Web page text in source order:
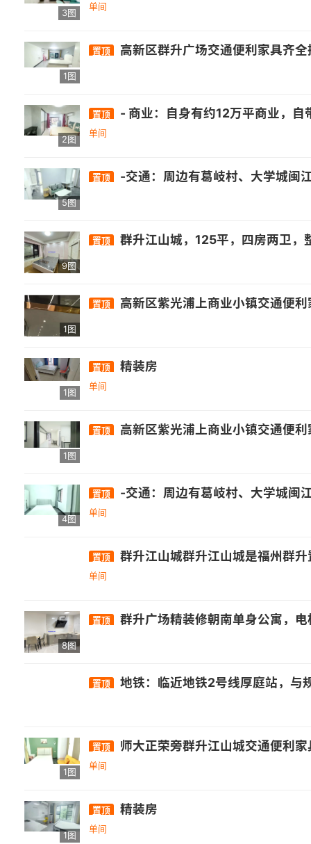
3图
单间
1图
置顶 高新区群升广场交通便利家具齐
2图
置顶 - 商业：自身有约12万平商业，自带3万平乐活街，周边还有正荣财富中心、万达广场(福州高新店)等. - 医疗：福建师范大学医院旗山门诊部等
单间
5图
置顶 -交通：周边有葛岐村、大学城闽江师专、高新学园路口、旗山石沙等公交站，途径的公交线路包括26路、89路、141路、151路
9图
置顶 群升江山城，125平，四房两卫，整体壁柜，房东自住装修，中央空调，有个房间当书房，看房随时，加微信看房子完整视频，房东直租，无中介费☎️17381801496，包物业宽带拎包入
1图
置顶 高新区紫光浦上商业小镇交通便
1图
置顶 精装房
单间
1图
置顶 高新区紫光浦上商业小镇交通便
4图
置顶 -交通：周边有葛岐村、大学城闽江师专、高新学园路口、旗山石沙等公交站，途径的公交线路包括26路、89路、141路、151路
单间
置顶 群升江山城群升江山城是福州群升置业于2012年开发的住宅小区，位于闽侯南屿镇葛岐村、上街镇马保村，雄踞浦上大道与乌龙江大道交汇处东南侧。由群升国
单间
8图
置顶 群升广场精装修朝南单身公寓，电梯中层，楼上户型，包物业宽带，加微信看房子完整视频，房东直租，无中介费☎️17381801496，包物业宽带拎包入佳，融创末来
置顶 地铁：临近地铁2号线厚庭站，与规划中的8号线、BRT4号线无缝接驳。
1图
置顶 师大正荣旁群升江山城交通便利家具
单间
1图
置顶 精装房
单间